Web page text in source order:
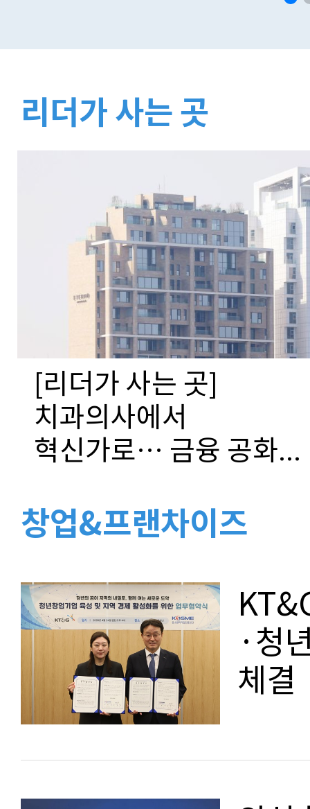
리더가 사는 곳
[리더가 사는 곳]
치과의사에서
혁신가로… 금융 공화...
창업&프랜차이즈
·청
체결